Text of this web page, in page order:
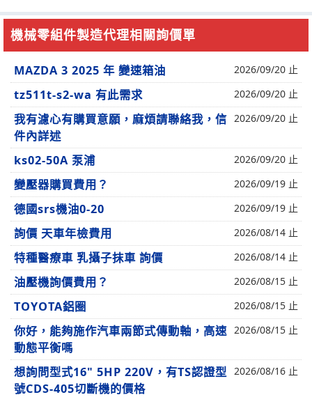
機械零組件製造代理相關詢價單
MAZDA 3 2025 年 變速箱油 2026/09/20 止
tz511t-s2-wa 有此需求 2026/09/20 止
我有濾心有購買意願，麻煩請聯絡我，信
件內詳述
2026/09/20 止
ks02-50A 泵浦 2026/09/20 止
變壓器購買費用？ 2026/09/19 止
德國srs機油0-20 2026/09/19 止
詢價 天車年檢費用 2026/08/14 止
特種醫療車 乳攝子抹車 詢價 2026/08/14 止
油壓機詢價費用？ 2026/08/15 止
TOYOTA鋁圈 2026/08/15 止
你好，能夠施作汽車兩節式傳動軸，高速
動態平衡嗎
2026/08/15 止
想詢問型式16" 5HP 220V，有TS認證型
號CDS-405切斷機的價格
2026/08/16 止